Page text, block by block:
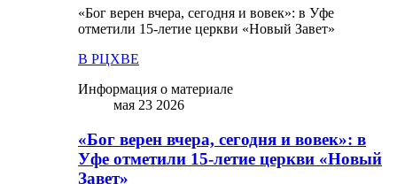
«Бог верен вчера, сегодня и вовек»: в Уфе
отметили 15-летие церкви «Новый Завет»
В РЦХВЕ
Информация о материале
мая 23 2026
«Бог верен вчера, сегодня и вовек»: в
Уфе отметили 15-летие церкви «Новый
Завет»